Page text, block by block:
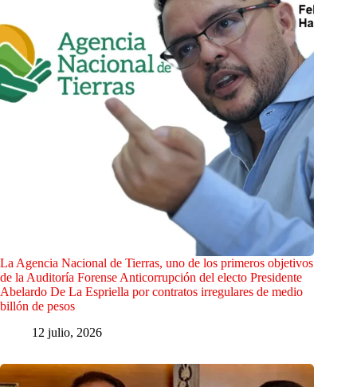
La Agencia Nacional de Tierras, uno de los primeros objetivos
de la Auditoría Forense Anticorrupción del electo Presidente
Abelardo De La Espriella por contratos irregulares de medio
billón de pesos
12 julio, 2026